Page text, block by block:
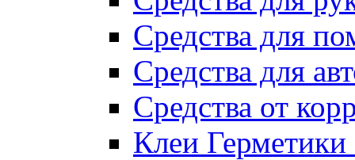
Средства для
Средства для
Средства от
Клеи